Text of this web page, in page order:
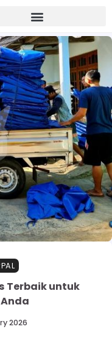
Terbaik untuk
2026